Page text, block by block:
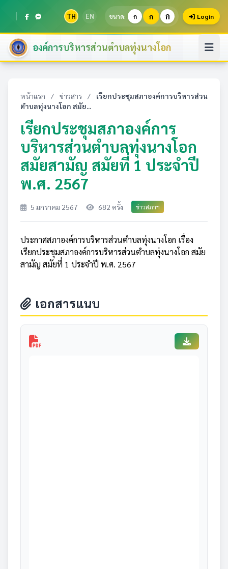
TH EN ขนาด: ก ก ก Login
องค์การบริหารส่วนตำบลทุ่งนางโอก
หน้าแรก / ข่าวสาร /
เรียกประชุมสภาองค์การบริหารส่วน
ตำบลทุ่งนางโอก สมัย...
เรียกประชุมสภาองค์การ
บริหารส่วนตำบลทุ่งนางโอก
สมัยสามัญ สมัยที่ 1 ประจำปี
พ.ศ. 2567
5 มกราคม 2567 682 ครั้ง ข่าวสภาฯ
ประกาศสภาองค์การบริหารส่วนตำบลทุ่งนางโอก เรื่อง
เรียกประชุมสภาองค์การบริหารส่วนตำบลทุ่งนางโอก สมัย
สามัญ สมัยที่ 1 ประจำปี พ.ศ. 2567
เอกสารแนบ